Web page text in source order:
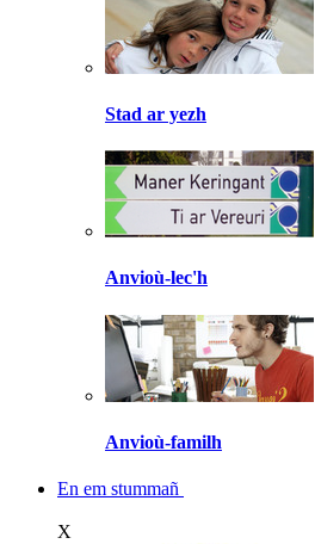
Stad ar yezh
Anvioù-lec'h
Anvioù-familh
En em stummañ
X